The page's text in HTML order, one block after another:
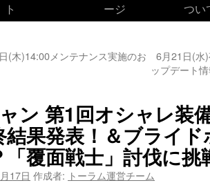
ト
ージ
つい
(木)14:00メンテナンス実施のお
6月21日(水
ップデート
ン 第1回オシャレ装
結果発表！＆ブライ
「覆面戦士」討伐に挑
17日 作成者: トーラム運営チーム